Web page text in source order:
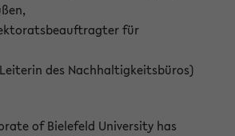
für
des Nachhaltigkeitsbüros)
of Bielefeld University has